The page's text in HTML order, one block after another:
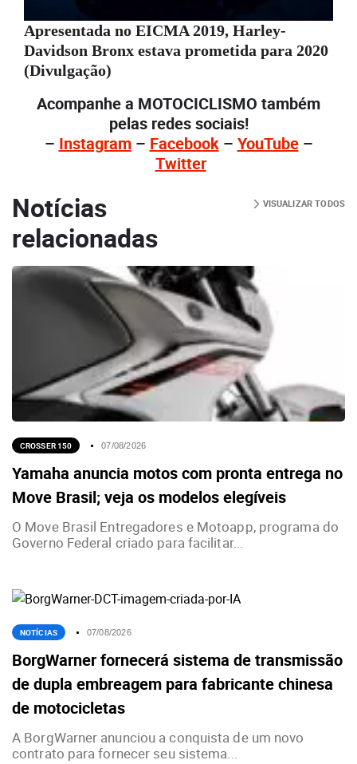
Apresentada no EICMA 2019, Harley-
Davidson Bronx estava prometida para 2020
(Divulgação)
Acompanhe a MOTOCICLISMO também
pelas redes sociais!
– Instagram– Facebook– YouTube–
Twitter
Notícias
relacionadas
VISUALIZAR TODOS
CROSSER 150 07/08/2026
Yamaha anuncia motos com pronta entrega no
Move Brasil; veja os modelos elegíveis
O Move Brasil Entregadores e Motoapp, programa do
Governo Federal criado para facilitar...
NOTÍCIAS 07/08/2026
BorgWarner fornecerá sistema de transmissão
de dupla embreagem para fabricante chinesa
de motocicletas
A BorgWarner anunciou a conquista de um novo
contrato para fornecer seu sistema...